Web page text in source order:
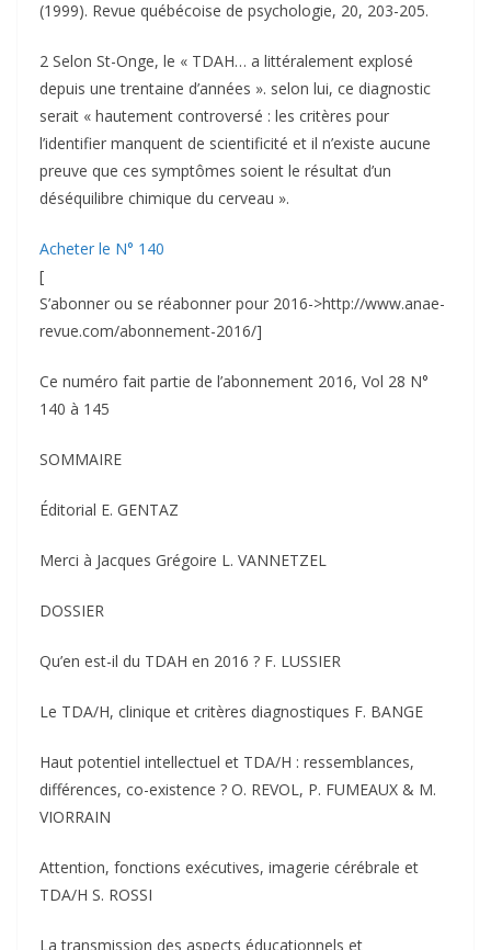
(1999). Revue québécoise de psychologie, 20, 203-205.
2 Selon St-Onge, le « TDAH… a littéralement explosé
depuis une trentaine d’années ». selon lui, ce diagnostic
serait « hautement controversé : les critères pour
l’identifier manquent de scientificité et il n’existe aucune
preuve que ces symptômes soient le résultat d’un
déséquilibre chimique du cerveau ».
Acheter le N° 140
[
S’abonner ou se réabonner pour 2016->http://www.anae-
revue.com/abonnement-2016/]
Ce numéro fait partie de l’abonnement 2016, Vol 28 N°
140 à 145
SOMMAIRE
Éditorial E. GENTAZ
Merci à Jacques Grégoire L. VANNETZEL
DOSSIER
Qu’en est-il du TDAH en 2016 ? F. LUSSIER
Le TDA/H, clinique et critères diagnostiques F. BANGE
Haut potentiel intellectuel et TDA/H : ressemblances,
différences, co-existence ? O. REVOL, P. FUMEAUX & M.
VIORRAIN
Attention, fonctions exécutives, imagerie cérébrale et
TDA/H S. ROSSI
La transmission des aspects éducationnels et